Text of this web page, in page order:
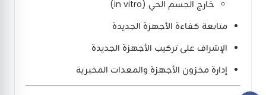
خارج الجسم الحي (in vitro)
متابعة كفاءة الأجهزة الجديدة
الإشراف على تركيب الأجهزة الجديدة
إدارة مخزون الأجهزة والمعدات المخبرية